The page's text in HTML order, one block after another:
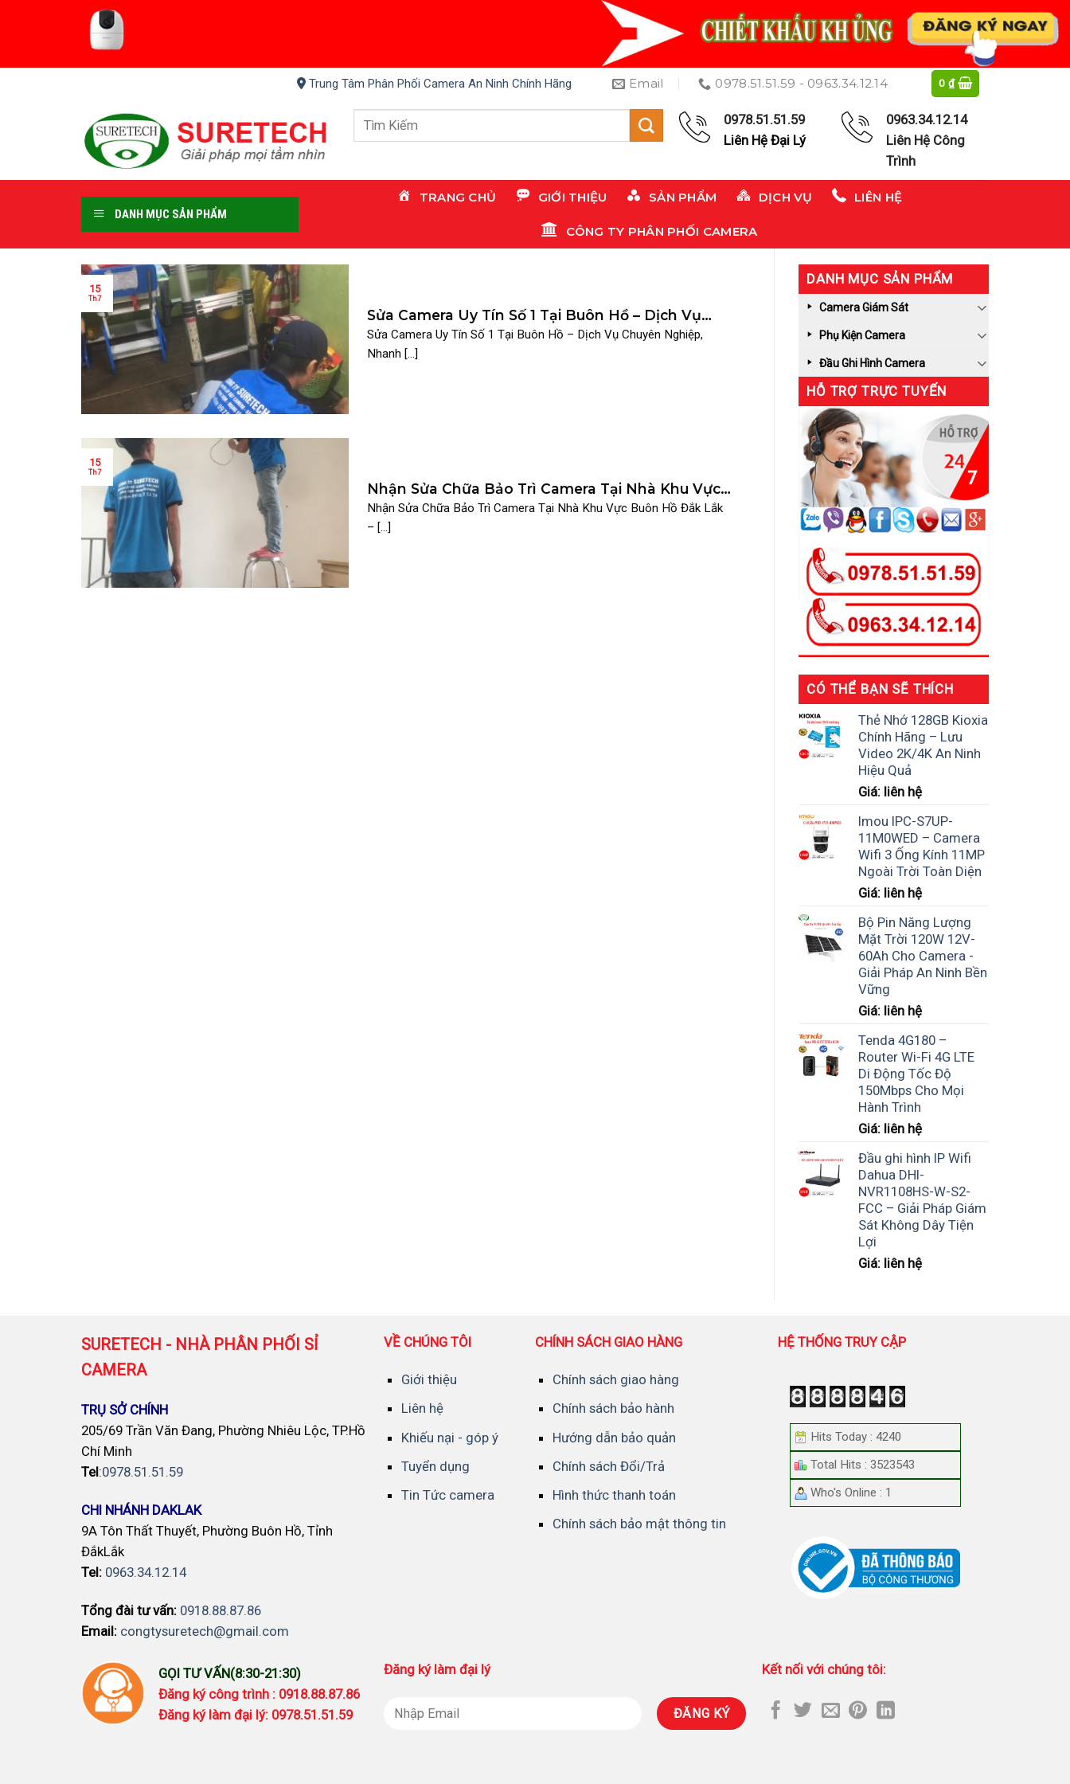
Trung Tâm Phân Phối Camera An Ninh Chính Hãng Email 0978.51.51.59 - 0963.34.12.14 0₫
Tìm
0978.51.51.59
Liên Hệ Đại Lý
0963.34.12.14
Liên Hệ Công
Trình
DANH MỤC SẢN PHẨM
TRANG CHỦ GIỚI THIỆU SẢN PHẨM DỊCH VỤ LIÊN HỆ
CÔNG TY PHÂN PHỐI CAMERA
Sửa Camera Uy Tín Số 1 Tại Buôn Hồ – Dịch Vụ
Chuyên Nghiệp, Nhanh Chóng Từ SureTech
Sửa Camera Uy Tín Số 1 Tại Buôn Hồ – Dịch Vụ Chuyên Nghiệp,
Nhanh [...]
15
Th7
Nhận Sửa Chữa Bảo Trì Camera Tại Nhà Khu Vực
Buôn Hồ Đắk Lắk – Dịch Vụ Uy Tín, Nhanh Chóng
Nhận Sửa Chữa Bảo Trì Camera Tại Nhà Khu Vực Buôn Hồ Đắk Lắk
– [...]
15
Th7
DANH MỤC SẢN PHẨM
Camera Giám Sát
Phụ Kiện Camera
Đầu Ghi Hình Camera
HỖ TRỢ TRỰC TUYẾN
CÓ THỂ BẠN SẼ THÍCH
Thẻ Nhớ 128GB Kioxia
Chính Hãng – Lưu
Video 2K/4K An Ninh
Hiệu Quả
Giá: liên hệ
Imou IPC-S7UP-
11M0WED – Camera
Wifi 3 Ống Kính 11MP
Ngoài Trời Toàn Diện
Giá: liên hệ
Bộ Pin Năng Lượng
Mặt Trời 120W 12V-
60Ah Cho Camera -
Giải Pháp An Ninh Bền
Vững
Giá: liên hệ
Tenda 4G180 –
Router Wi-Fi 4G LTE
Di Động Tốc Độ
150Mbps Cho Mọi
Hành Trình
Giá: liên hệ
Đầu ghi hình IP Wifi
Dahua DHI-
NVR1108HS-W-S2-
FCC – Giải Pháp Giám
Sát Không Dây Tiện
Lợi
Giá: liên hệ
SURETECH - NHÀ PHÂN PHỐI SỈ
CAMERA
TRỤ SỞ CHÍNH
205/69 Trần Văn Đang, Phường Nhiêu Lộc, TP.Hồ
Chí Minh
Tel:0978.51.51.59
CHI NHÁNH DAKLAK
9A Tôn Thất Thuyết, Phường Buôn Hồ, Tỉnh
ĐắkLắk
Tel: 0963.34.12.14
Tổng đài tư vấn: 0918.88.87.86
Email: congtysuretech@gmail.com
VỀ CHÚNG TÔI
Giới thiệu
Liên hệ
Khiếu nại - góp ý
Tuyển dụng
Tin Tức camera
CHÍNH SÁCH GIAO HÀNG
Chính sách giao hàng
Chính sách bảo hành
Hướng dẫn bảo quản
Chính sách Đổi/Trả
Hình thức thanh toán
Chính sách bảo mật thông tin
HỆ THỐNG TRUY CẬP
Hits Today : 4240
Total Hits : 3523543
Who's Online : 1
GỌI TƯ VẤN(8:30-21:30)
Đăng ký công trình : 0918.88.87.86
Đăng ký làm đại lý: 0978.51.51.59
Đăng ký làm đại lý Kết nối với chúng tôi: